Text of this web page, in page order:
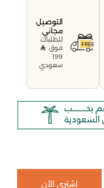
التوصيل
مجاني
للطلبات
فوق
199
سعودي
إشتري الآن